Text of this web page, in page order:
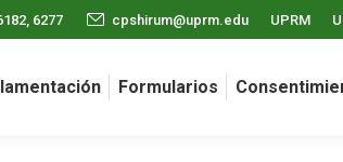
6277 cpshirum@uprm.edu UPRM
Formularios